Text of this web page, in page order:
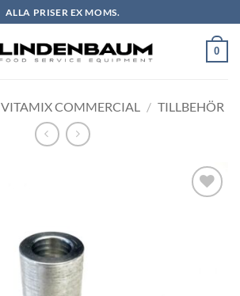
ALLA PRISER EX MOMS.
0
VITAMIX COMMERCIAL / TILLBEHÖR